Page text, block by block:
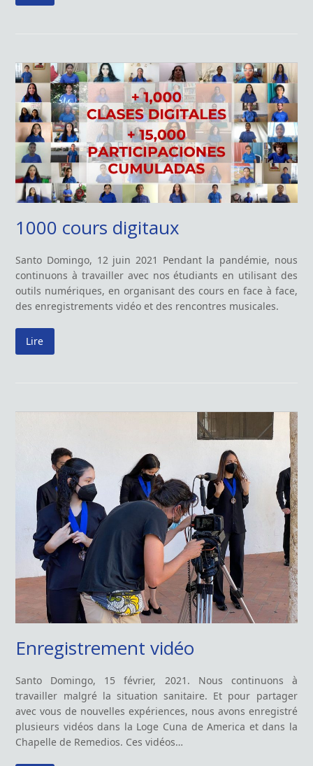
1000 cours digitaux
Santo Domingo, 12 juin 2021 Pendant la pandémie, nous
continuons à travailler avec nos étudiants en utilisant des
outils numériques, en organisant des cours en face à face,
des enregistrements vidéo et des rencontres musicales.
Lire
Enregistrement vidéo
Santo Domingo, 15 février, 2021. Nous continuons à
travailler malgré la situation sanitaire. Et pour partager
avec vous de nouvelles expériences, nous avons enregistré
plusieurs vidéos dans la Loge Cuna de America et dans la
Chapelle de Remedios. Ces vidéos…